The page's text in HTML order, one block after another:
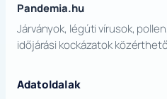
Pandemia.hu
Járványok, légúti vírusok,
időjárási kockázatok
Adatoldalak